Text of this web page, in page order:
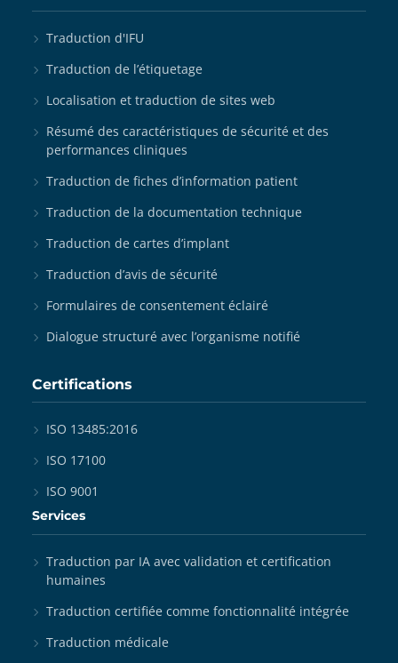
Traduction d'IFU
Traduction de l’étiquetage
Localisation et traduction de sites web
Résumé des caractéristiques de sécurité et des
performances cliniques
Traduction de fiches d’information patient
Traduction de la documentation technique
Traduction de cartes d’implant
Traduction d’avis de sécurité
Formulaires de consentement éclairé
Dialogue structuré avec l’organisme notifié
Certifications
ISO 13485:2016
ISO 17100
ISO 9001
Services
Traduction par IA avec validation et certification
humaines
Traduction certifiée comme fonctionnalité intégrée
Traduction médicale